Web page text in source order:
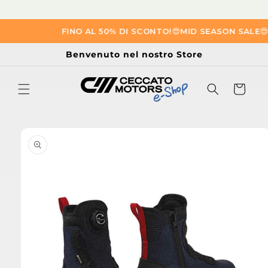
FINO AL 50% DI SCONTO!😎​MID SEASON SALE😎​
Vai
direttamente
ai contenuti
Benvenuto nel nostro Store
Carrello
informazioni
sul prodotto